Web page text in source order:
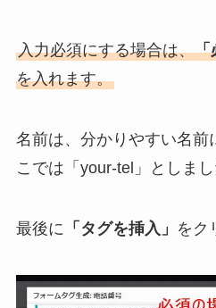
入力必須にする場合は、「
を入れます。
名前は、分かりやすい名前
こでは「your-tel」としまし
最後に 「タグを挿入」 をク